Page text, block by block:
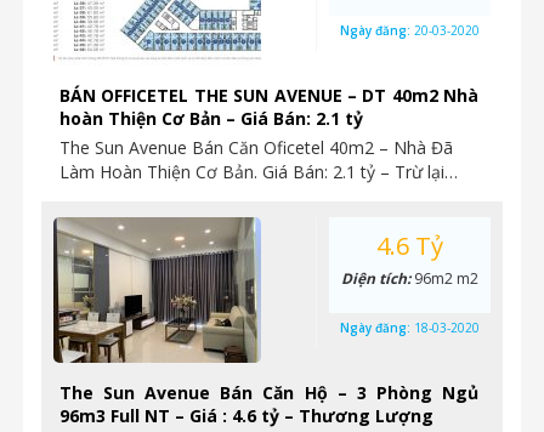
BÁN OFFICETEL THE SUN AVENUE – DT 40m2 Nhà
hoàn Thiện Cơ Bản – Giá Bán: 2.1 tỷ
The Sun Avenue Bán Căn Oficetel 40m2 – Nhà Đã
Làm Hoàn Thiện Cơ Bản. Giá Bán: 2.1 tỷ – Trừ lại…
Ngày đăng: 20-03-2020
The Sun Avenue Bán Căn Hộ – 3 Phòng Ngủ
96m3 Full NT – Giá : 4.6 tỷ – Thương Lượng
4.6 Tỷ
Diện tích:96m2 m2
Ngày đăng: 18-03-2020